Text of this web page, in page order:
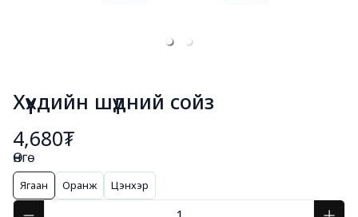
Хүүхдийн шүдний сойз
4,680₮
Өнгө
Ягаан Оранж Цэнхэр